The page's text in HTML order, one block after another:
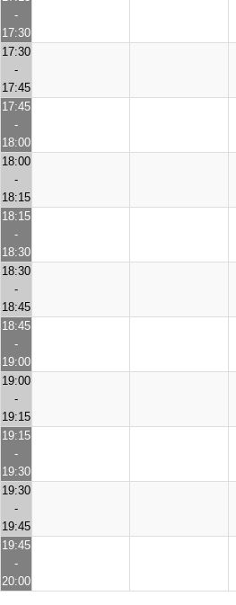
-
17:30
17:30
-
17:45
17:45
-
18:00
18:00
-
18:15
18:15
-
18:30
18:30
-
18:45
18:45
-
19:00
19:00
-
19:15
19:15
-
19:30
19:30
-
19:45
19:45
-
20:00